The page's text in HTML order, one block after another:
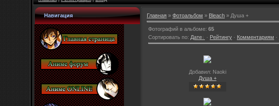
Навигация Главная » Фотоальбом » Bleach » Душа +
Фотографий в альбоме: 65
Сортировать по: Дате · Рейтингу · Комментариям ·
Добавил: Naoki
Душа +